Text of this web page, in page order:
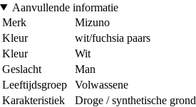
Aanvullende informatie
Merk
Mizuno
Kleur
wit/fuchsia paars
Kleur
Wit
Geslacht
Man
Leeftijdsgroep
Volwassene
Karakteristiek
Droge / synthetische grond